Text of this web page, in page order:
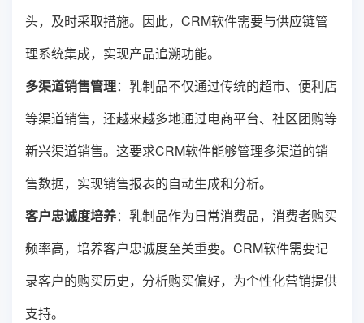
头，及时采取措施。因此，CRM软件需要与供应链管
理系统集成，实现产品追溯功能。
多渠道销售管理：乳制品不仅通过传统的超市、便利店
等渠道销售，还越来越多地通过电商平台、社区团购等
新兴渠道销售。这要求CRM软件能够管理多渠道的销
售数据，实现销售报表的自动生成和分析。
客户忠诚度培养：乳制品作为日常消费品，消费者购买
频率高，培养客户忠诚度至关重要。CRM软件需要记
录客户的购买历史，分析购买偏好，为个性化营销提供
支持。